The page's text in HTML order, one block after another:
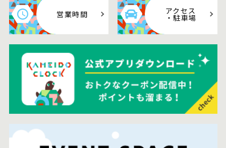
営業時間 アクセス
・駐車場